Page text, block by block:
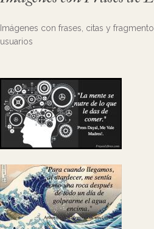
Imágenes con frases, citas y
usuarios